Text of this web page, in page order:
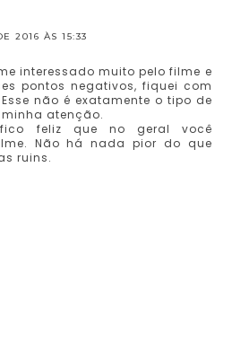
2016 ÀS 15:33
interessado muito pelo filme e
pontos negativos, fiquei com
não é exatamente o tipo de
atenção.
feliz que no geral você
Não há nada pior do que
ruins.